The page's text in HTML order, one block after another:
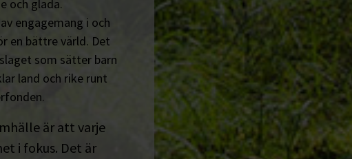
och glada.
engagemang i och
en bättre värld. Det
som sätter barn
land och rike runt
är att varje
i fokus. Det är